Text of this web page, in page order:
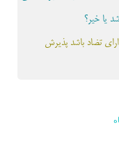
یا خیر؟
تضاد باشد پذیرش